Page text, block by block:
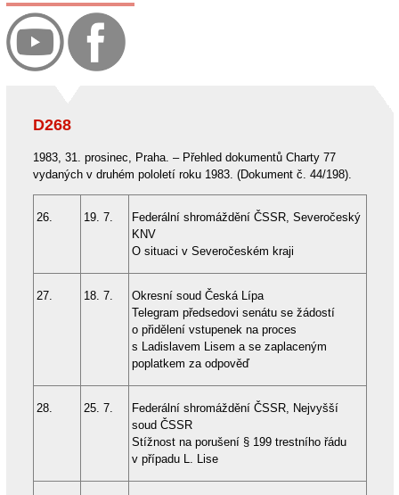
D268
1983, 31. prosinec, Praha. – Přehled dokumentů Charty 77
vydaných v druhém pololetí roku 1983. (Dokument č. 44/198).
26. 19. 7.
Federální shromáždění ČSSR, Severočeský
KNV
O situaci v Severočeském kraji
27. 18. 7.
Okresní soud Česká Lípa
Telegram předsedovi senátu se žádostí
o přidělení vstupenek na proces
s Ladislavem Lisem a se zaplaceným
poplatkem za odpověď
28. 25. 7.
Federální shromáždění ČSSR, Nejvyšší
soud ČSSR
Stížnost na porušení § 199 trestního řádu
v případu L. Lise